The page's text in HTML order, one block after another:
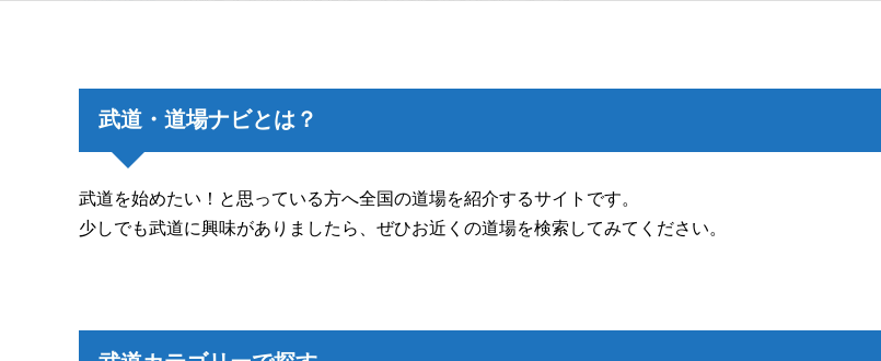
2026.08.06 大阪府枚方市の居合道・杖術道場、もののふ誠心館を掲載しました。
武道・道場ナビとは？
武道を始めたい！と思っている方へ全国の道場を紹介するサイトです。
少しでも武道に興味がありましたら、ぜひお近くの道場を検索してみてください。